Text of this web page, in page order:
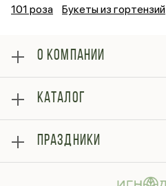
101 роза
Букеты из гортензий
О КОМПАНИИ
Оплата
Отзывы
Блог
Гарантии
Контакты
КАТАЛОГ
Букеты
Композиции
ПРАЗДНИКИ